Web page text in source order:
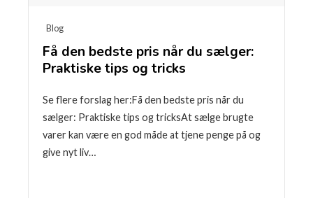
Blog
Få den bedste pris når du sælger:
Praktiske tips og tricks
Se flere forslag her:Få den bedste pris når du
sælger: Praktiske tips og tricksAt sælge brugte
varer kan være en god måde at tjene penge på og
give nyt liv…